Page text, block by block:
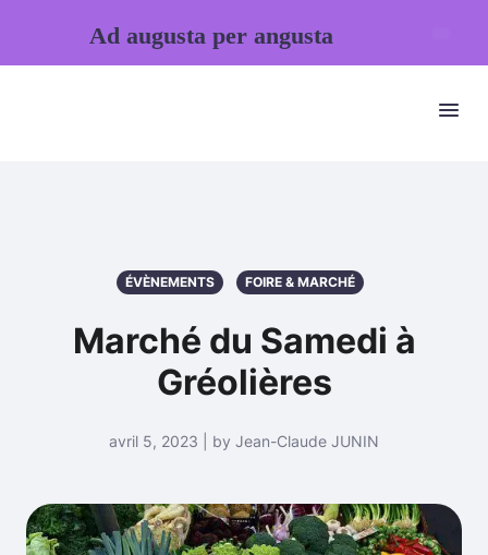
ÉVÈNEMENTS FOIRE & MARCHÉ
Marché du Samedi à
Gréolières
avril 5, 2023 | by Jean-Claude JUNIN
Ad augusta per angusta